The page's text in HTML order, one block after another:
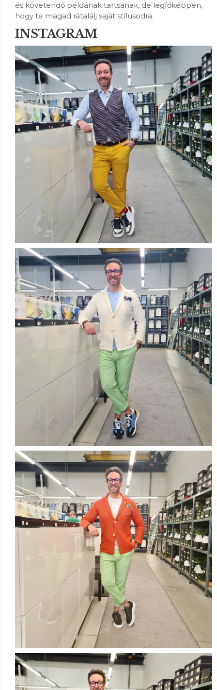
és követendő példának tartsanak, de legfőképpen,
hogy te magad rátalálj saját stílusodra.
INSTAGRAM